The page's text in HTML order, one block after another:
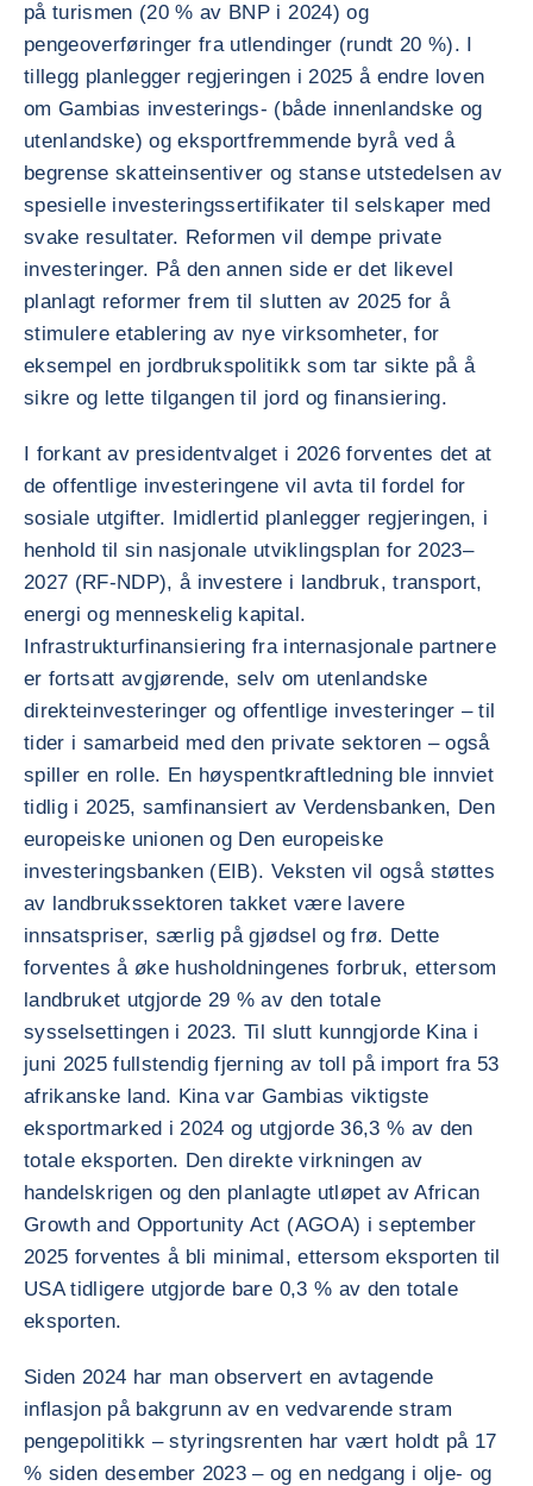
på turismen (20 % av BNP i 2024) og
pengeoverføringer fra utlendinger (rundt 20 %). I
tillegg planlegger regjeringen i 2025 å endre loven
om Gambias investerings- (både innenlandske og
utenlandske) og eksportfremmende byrå ved å
begrense skatteinsentiver og stanse utstedelsen av
spesielle investeringssertifikater til selskaper med
svake resultater. Reformen vil dempe private
investeringer. På den annen side er det likevel
planlagt reformer frem til slutten av 2025 for å
stimulere etablering av nye virksomheter, for
eksempel en jordbrukspolitikk som tar sikte på å
sikre og lette tilgangen til jord og finansiering.
I forkant av presidentvalget i 2026 forventes det at
de offentlige investeringene vil avta til fordel for
sosiale utgifter. Imidlertid planlegger regjeringen, i
henhold til sin nasjonale utviklingsplan for 2023–
2027 (RF-NDP), å investere i landbruk, transport,
energi og menneskelig kapital.
Infrastrukturfinansiering fra internasjonale partnere
er fortsatt avgjørende, selv om utenlandske
direkteinvesteringer og offentlige investeringer – til
tider i samarbeid med den private sektoren – også
spiller en rolle. En høyspentkraftledning ble innviet
tidlig i 2025, samfinansiert av Verdensbanken, Den
europeiske unionen og Den europeiske
investeringsbanken (EIB). Veksten vil også støttes
av landbrukssektoren takket være lavere
innsatspriser, særlig på gjødsel og frø. Dette
forventes å øke husholdningenes forbruk, ettersom
landbruket utgjorde 29 % av den totale
sysselsettingen i 2023. Til slutt kunngjorde Kina i
juni 2025 fullstendig fjerning av toll på import fra 53
afrikanske land. Kina var Gambias viktigste
eksportmarked i 2024 og utgjorde 36,3 % av den
totale eksporten. Den direkte virkningen av
handelskrigen og den planlagte utløpet av African
Growth and Opportunity Act (AGOA) i september
2025 forventes å bli minimal, ettersom eksporten til
USA tidligere utgjorde bare 0,3 % av den totale
eksporten.
Siden 2024 har man observert en avtagende
inflasjon på bakgrunn av en vedvarende stram
pengepolitikk – styringsrenten har vært holdt på 17
% siden desember 2023 – og en nedgang i olje- og